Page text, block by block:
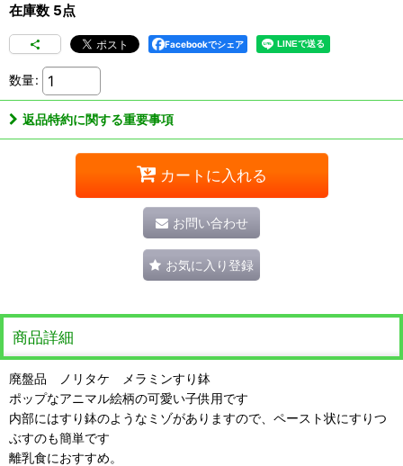
在庫数 5点
Facebookでシェア
数量:
返品特約に関する重要事項
カートに入れる
お問い合わせ
お気に入り登録
商品詳細
廃盤品 ノリタケ メラミンすり鉢
ポップなアニマル絵柄の可愛い子供用です
内部にはすり鉢のようなミゾがありますので、ペースト状にすりつ
ぶすのも簡単です
離乳食におすすめ。